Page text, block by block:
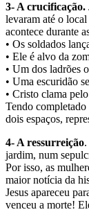
3- A crucificação.
levaram até o
acontece durante
• Os soldados
• Ele é alvo da
• Um dos ladrões
• Uma escuridão
• Cristo clama
Tendo completado
dois espaços,
4- A ressurreição
jardim, num
Por isso, as
maior notícia da
Jesus apareceu
venceu a morte!